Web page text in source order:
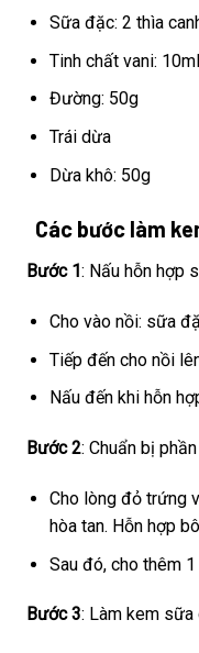
Sữa đặc: 2 thìa
Tinh chất vani: 10ml
Đường: 50g
Trái dừa
Dừa khô: 50g
Các bước làm
Bước 1 : Nấu hỗn hợp
Cho vào nồi: sữa
Tiếp đến cho nồi
Nấu đến khi hỗn
Bước 2: Chuẩn bị
Cho lòng đỏ trứng
hòa tan. Hỗn hợp
Sau đó, cho thêm
Bước 3: Làm kem sữa